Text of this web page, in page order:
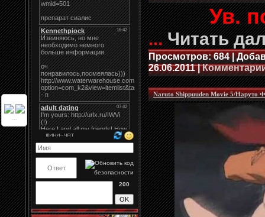
200
Ув.
...Читать
Просмотров: 684 |
26.06.2011|
Naruto Shippuuden Movie 5/Наруто